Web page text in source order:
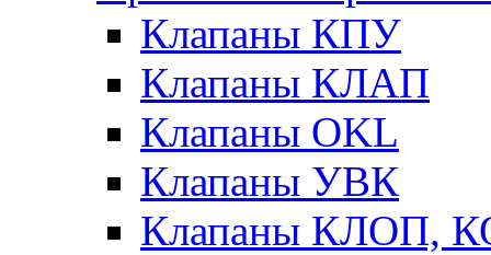
Клапаны КПУ
Клапаны КЛАП
Клапаны OKL
Клапаны УВК
Клапаны КЛОП,